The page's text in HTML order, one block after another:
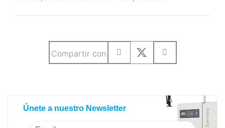
Compartir con
Únete a nuestro Newsletter